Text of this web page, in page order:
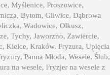
Myślenice, Proszowice,
Bytom, Gliwice, Dąbrowa
Wadowice, Olkusz,
Tychy, Jaworzno, Zawiercie,
Kielce, Kraków. Fryzura, Upięcia
Panna Młoda, Wesele, Ślub,
na wesele, Fryzjer na wesele z